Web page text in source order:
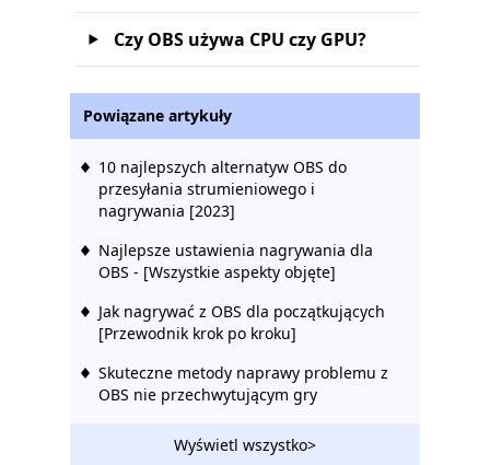
Czy OBS używa CPU czy GPU?
Powiązane artykuły
10 najlepszych alternatyw OBS do
przesyłania strumieniowego i
nagrywania [2023]
Najlepsze ustawienia nagrywania dla
OBS - [Wszystkie aspekty objęte]
Jak nagrywać z OBS dla początkujących
[Przewodnik krok po kroku]
Skuteczne metody naprawy problemu z
OBS nie przechwytującym gry
Wyświetl wszystko>